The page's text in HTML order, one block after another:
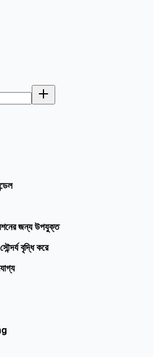
জন্য উপযুক্ত
বৃদ্ধি করে